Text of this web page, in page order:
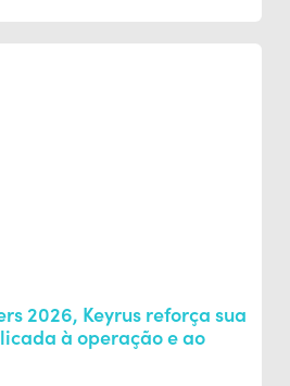
2026, Keyrus reforça sua
à operação e ao